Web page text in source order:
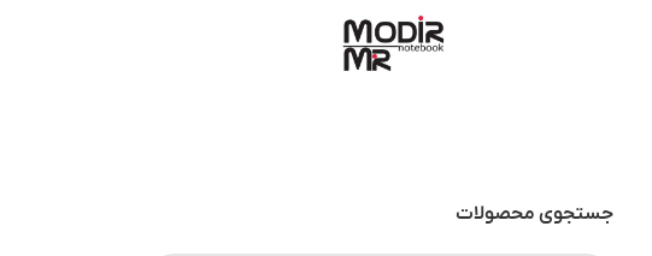
جستجوی محصولات